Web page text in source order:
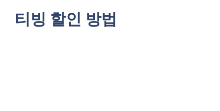
티빙 할인 방법